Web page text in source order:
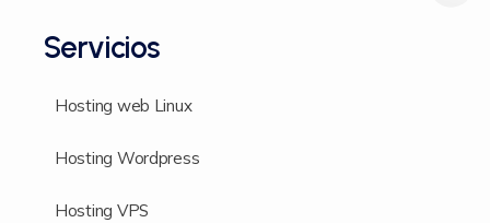
Servicios
Hosting web Linux
Hosting Wordpress
Hosting VPS